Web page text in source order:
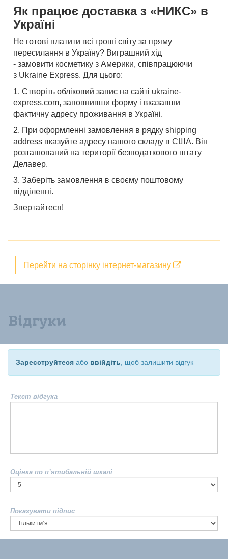
Як працює доставка з «НИКС» в
Україні
Не готові платити всі гроші світу за пряму
пересилання в Україну? Виграшний хід
- замовити косметику з Америки, співпрацюючи
з Ukraine Express. Для цього:
1. Створіть обліковий запис на сайті ukraine-
express.com, заповнивши форму і вказавши
фактичну адресу проживання в Україні.
2. При оформленні замовлення в рядку shipping
address вказуйте адресу нашого складу в США. Він
розташований на території безподаткового штату
Делавер.
3. Заберіть замовлення в своєму поштовому
відділенні.
Звертайтеся!
Перейти на сторінку інтернет-магазину
Відгуки
Зареєструйтеся або ввійдіть , щоб залишити відгук
Текст відгука
Оцінка по п’ятибальній шкалі
Показувати підпис